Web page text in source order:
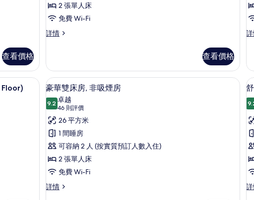
查看價格
雙
床
房,
煙
房
(No
View)
的
相
片
2 張單人床
免費 Wi-Fi
詳情
標
房,
非
吸
房
View)
詳
情
查看價格
標
房,
非
吸
房
詳
情
桌、遮光窗簾/窗簾
載
入
所
有
豪
華
雙
床
房,
羽絨被、房內夾萬、書桌、遮光窗簾/窗
12
豪華雙床房, 非吸煙房
9.29.2 分，滿分 10 分
卓越
46 則評價
(46
則
評
價)
26 平方米
1 間睡房
可容納 2 人 (按實質預訂人數入住)
2 張單人床
免費 Wi-Fi
詳情
豪
舒